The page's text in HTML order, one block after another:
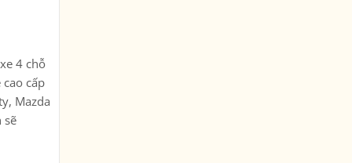
4 chỗ
cấp
Mazda
sẽ